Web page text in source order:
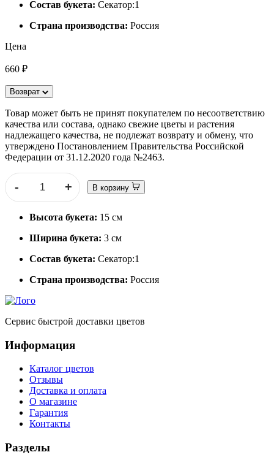
Состав букета: Секатор:1
Страна производства: Россия
Цена
660 ₽
Возврат
Товар может быть не принят покупателем по несоответствию
качества или состава, однако свежие цветы и растения
надлежащего качества, не подлежат возврату и обмену, что
утверждено Постановлением Правительства Российской
Федерации от 31.12.2020 года №2463.
- + В корзину
Высота букета: 15 см
Ширина букета: 3 см
Состав букета: Секатор:1
Страна производства: Россия
Сервис быстрой доставки цветов
Информация
Каталог цветов
Отзывы
Доставка и оплата
О магазине
Гарантия
Контакты
Разделы